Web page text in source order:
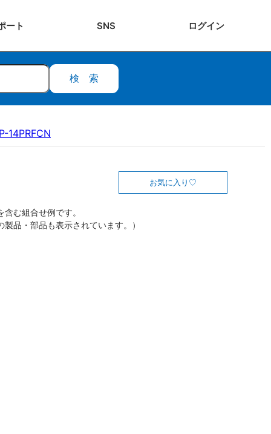
ート SNS ログイン
検索
14PRFCN
お気に入り
む組合せ例です。
製品・部品も表示されています。）